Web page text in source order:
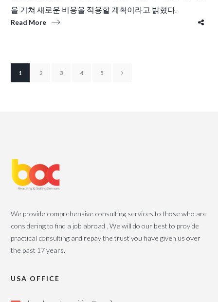
을 거쳐 새로운 비용을 적용할 계획이라고 밝혔다.
Read More
1 2 3 4 5
We provide comprehensive consulting services to those who are
considering to find a job abroad . We will do our best to provide
practical consulting and repay the trust you have given us over
the past 17 years.
USA OFFICE